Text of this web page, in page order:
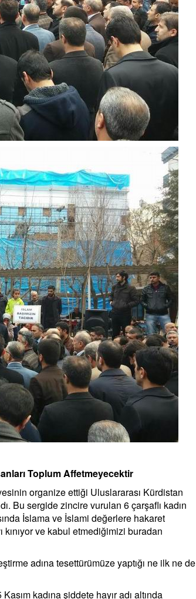
Toplum Affetmeyecektir
organize ettiği Uluslararası Kürdistan
Bu sergide zincire vurulan 6 çarşaflı kadın
İslama ve İslami değerlere hakaret
kınıyor ve kabul etmediğimizi buradan
adına tesettürümüze yaptığı ne ilk ne de
kadına şiddete hayır adı altında